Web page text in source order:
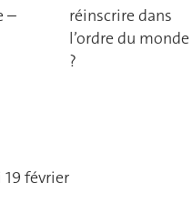
–
réinscrire dans
l’ordre du monde
?
février